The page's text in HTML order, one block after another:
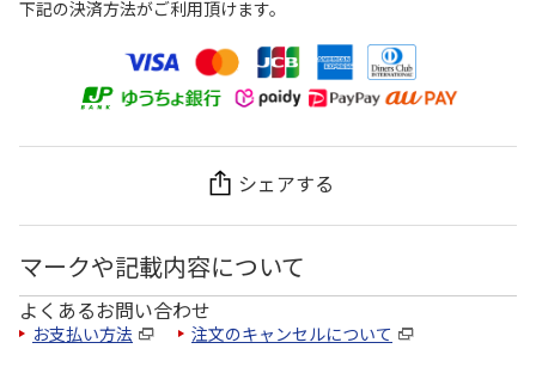
下記の決済方法がご利用頂けます。
シェアする
マークや記載内容について
よくあるお問い合わせ
お支払い方法 注文のキャンセルについて